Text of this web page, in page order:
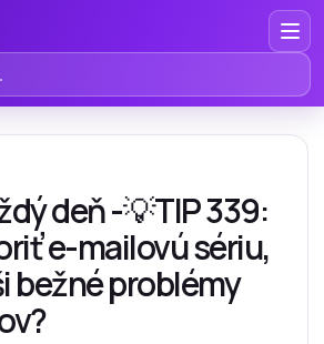
deň -💡TIP 339:
e-mailovú sériu,
bežné problémy